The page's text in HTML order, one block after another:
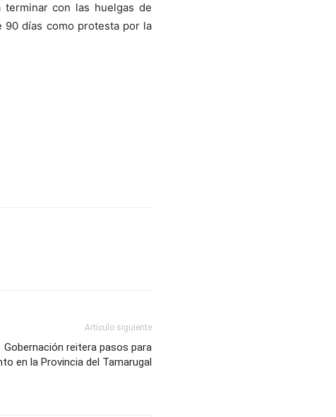
con las huelgas de
90 días como protesta por la
Artículo siguiente
Gobernación reitera pasos para
en la Provincia del Tamarugal